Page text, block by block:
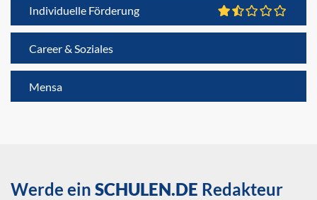
Individuelle Förderung
Career & Soziales
Mensa
Werde ein SCHULEN.DE Redakteur